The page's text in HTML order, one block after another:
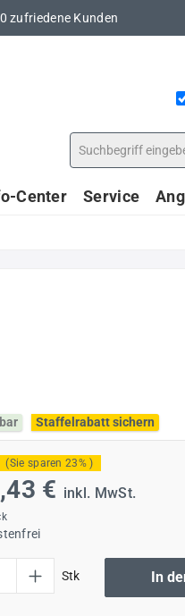
zufriedene Kunden
Center Service
Staffelrabatt sichern
(Sie sparen 23% )
€ inkl. MwSt.
Stk In